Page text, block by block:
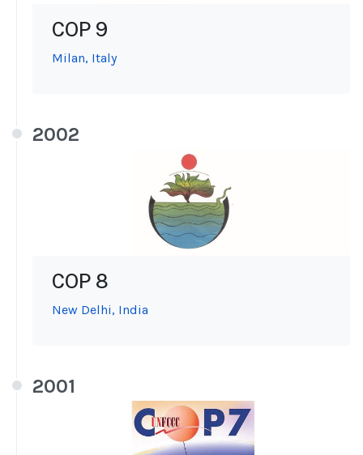
COP 9
Milan, Italy
2002
COP 8
New Delhi, India
2001